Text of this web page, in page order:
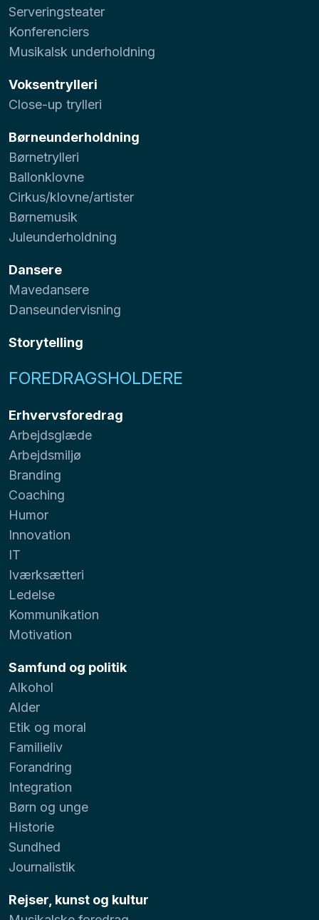
Serveringsteater
Konferenciers
Musikalsk underholdning
Voksentrylleri
Close-up trylleri
Børneunderholdning
Børnetrylleri
Ballonklovne
Cirkus/klovne/artister
Børnemusik
Juleunderholdning
Dansere
Mavedansere
Danseundervisning
Storytelling
FOREDRAGSHOLDERE
Erhvervsforedrag
Arbejdsglæde
Arbejdsmiljø
Branding
Coaching
Humor
Innovation
IT
Iværksætteri
Ledelse
Kommunikation
Motivation
Samfund og politik
Alkohol
Alder
Etik og moral
Familieliv
Forandring
Integration
Børn og unge
Historie
Sundhed
Journalistik
Rejser, kunst og kultur